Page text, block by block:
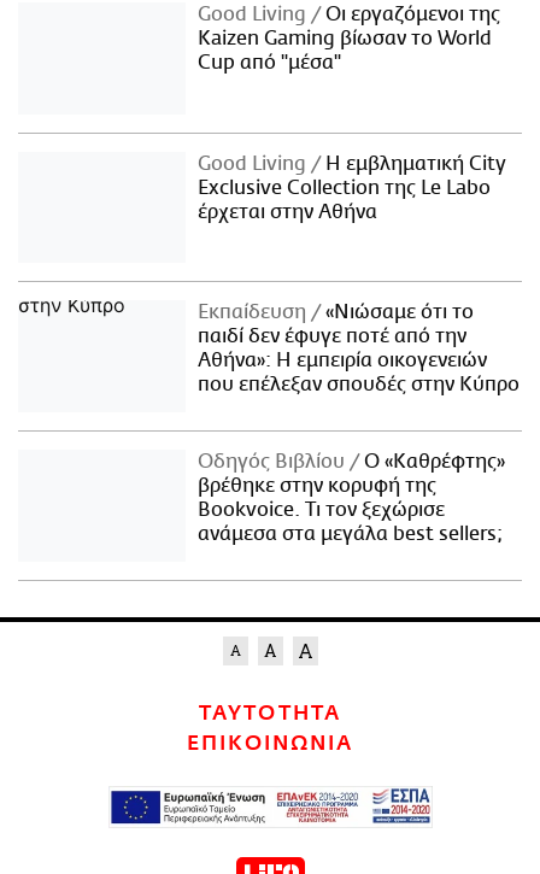
Good Living
Οι εργαζόμενοι της
Kaizen Gaming βίωσαν το World
Cup από "μέσα"
Good Living
Η εμβληματική City
Exclusive Collection της Le Labo
έρχεται στην Αθήνα
Εκπαίδευση
«Νιώσαμε ότι το
παιδί δεν έφυγε ποτέ από την
Αθήνα»: Η εμπειρία οικογενειών
που επέλεξαν σπουδές στην Κύπρο
Οδηγός Βιβλίου
Ο «Καθρέφτης»
βρέθηκε στην κορυφή της
Bookvoice. Τι τον ξεχώρισε
ανάμεσα στα μεγάλα best sellers;
ΤΑΥΤΟΤΗΤΑ
ΕΠΙΚΟΙΝΩΝΙΑ